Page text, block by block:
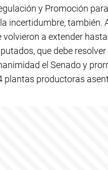
y Promoción
incertidumbre, también.
volvieron a extender
que debe
el Senado y
plantas productoras